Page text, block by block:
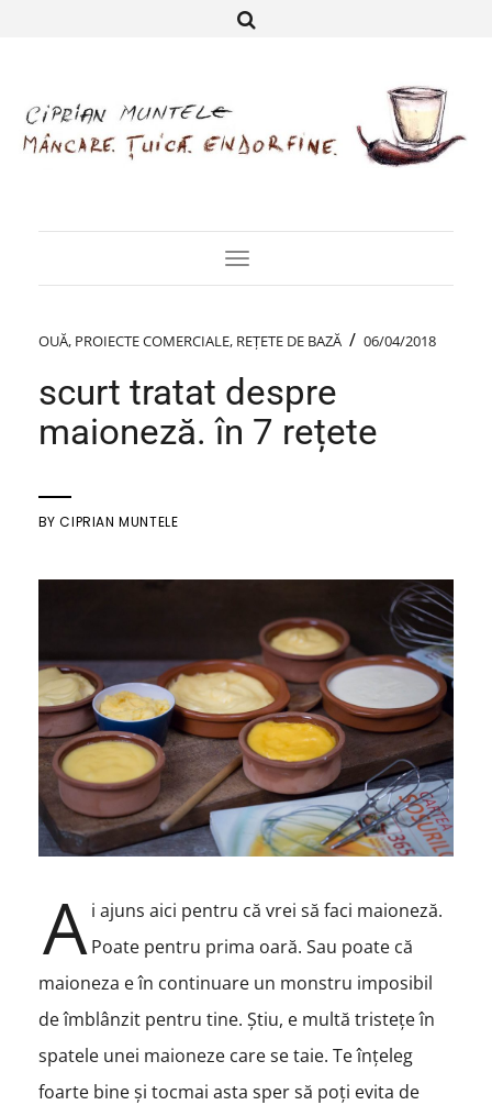
Toggle
Navigation
OUĂ, PROIECTE COMERCIALE, REȚETE DE BAZĂ / 06/04/2018
scurt tratat despre
maioneză. în 7 rețete
BYCIPRIAN MUNTELE
A i ajuns aici pentru că vrei să faci maioneză.
Poate pentru prima oară. Sau poate că
maioneza e în continuare un monstru imposibil
de îmblânzit pentru tine. Știu, e multă tristețe în
spatele unei maioneze care se taie. Te înțeleg
foarte bine și tocmai asta sper să poți evita de